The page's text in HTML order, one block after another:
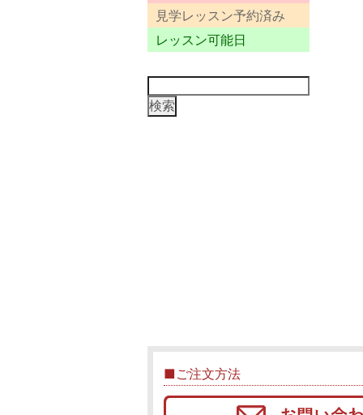
見学レッスン予約済み
レッスン可能日
検
索:
■ご注文方法